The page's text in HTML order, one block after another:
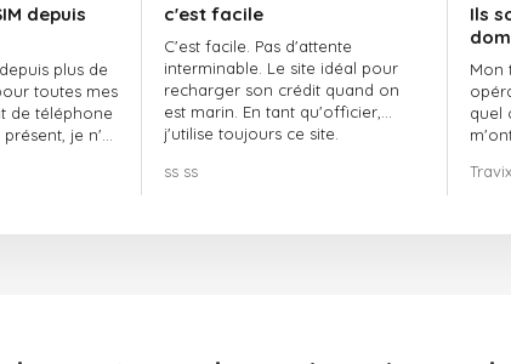
depuis
plus de
toutes mes
de téléphone
je n'ai
c'est facile
C'est facile. Pas d'attente
interminable. Le site idéal pour
recharger son crédit quand on
est marin. En tant qu'officier,
j'utilise toujours ce site.
ss ss
Ils
Mon
quel